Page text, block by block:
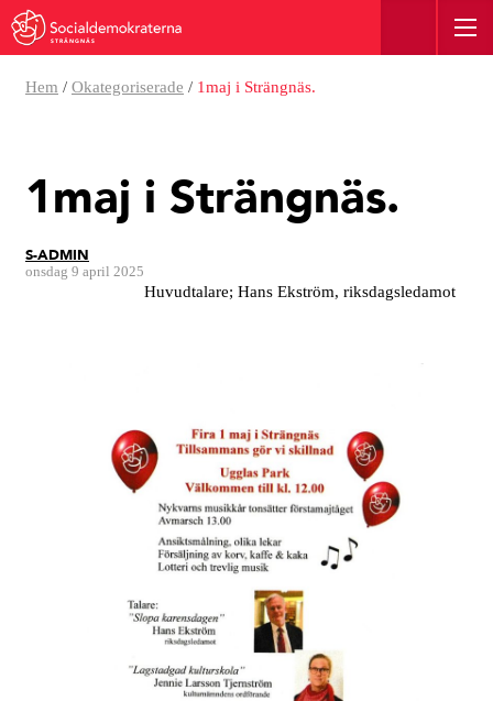
STRÄNGNÄS
Hem / Okategoriserade / 1maj i Strängnäs.
1maj i Strängnäs.
S-ADMIN
onsdag 9 april 2025
Huvudtalare; Hans Ekström, riksdagsledamot